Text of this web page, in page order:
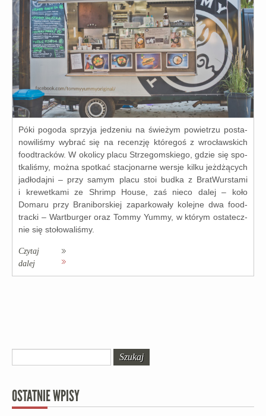
Póki pogo­da sprzy­ja jedze­niu na świe­żym powie­trzu posta­
no­wi­li­śmy wybrać się na recen­zję któ­re­goś z wro­cław­skich
food­trac­ków. W oko­li­cy pla­cu Strzegomskiego, gdzie się spo­
tka­li­śmy, moż­na spo­tkać sta­cjo­nar­ne wer­sje kil­ku jeż­dżą­cych
jadło­daj­ni – przy samym pla­cu stoi bud­ka z BratWurstami
i kre­wet­ka­mi ze Shrimp House, zaś nie­co dalej – koło
Domaru przy Braniborskiej zapar­ko­wa­ły kolej­ne dwa food­
trac­ki – Wartburger oraz Tommy Yummy, w któ­rym osta­tecz­
nie się sto­ło­wa­li­śmy.
Czytaj
dalej
OSTATNIE WPISY